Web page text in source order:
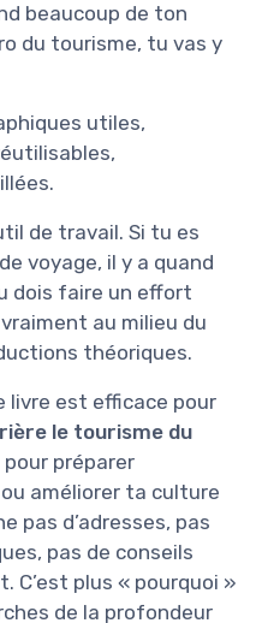
beaucoup de ton
du tourisme, tu vas y
utiles,
de travail. Si tu es
voyage, il y a quand
dois faire un effort
au milieu du
théoriques.
livre est efficace pour
le tourisme du
préparer
améliorer ta culture
pas d’adresses, pas
pas de conseils
C’est plus « pourquoi »
de la profondeur